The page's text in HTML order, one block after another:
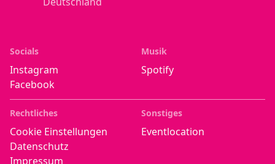
Socials
Instagram
Facebook
Musik
Spotify
Rechtliches
Cookie Einstellungen
Datenschutz
Impressum
Sonstiges
Eventlocation